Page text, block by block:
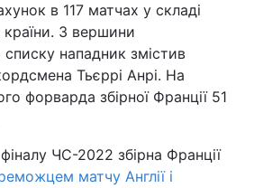
в 117 матчах у складі
З вершини
нападник змістив
Тьєррі Анрі. На
форварда збірної Франції 51
ЧС-2022 збірна Франції
матчу Англії і